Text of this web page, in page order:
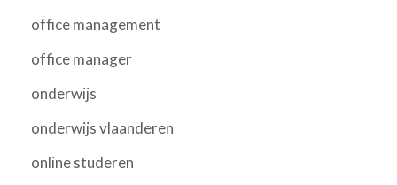
office management
office manager
onderwijs
onderwijs vlaanderen
online studeren